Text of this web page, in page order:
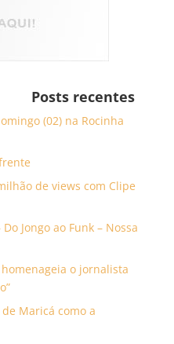
Posts recentes
(02) na Rocinha
de views com Clipe
Jongo ao Funk – Nossa
o jornalista
Maricá como a